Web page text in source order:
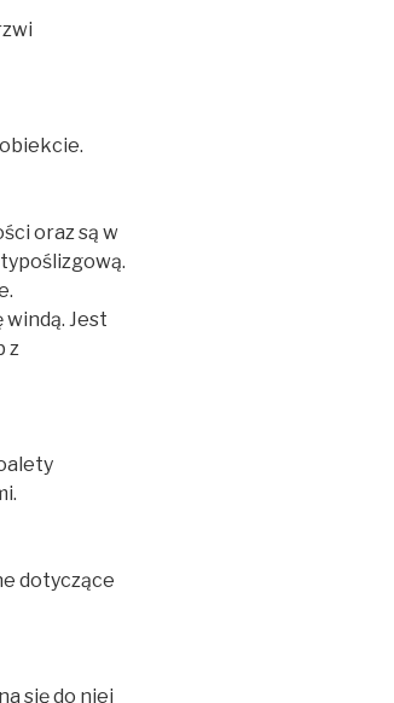
oraz są w
Jest
z
dotyczące
się do niej